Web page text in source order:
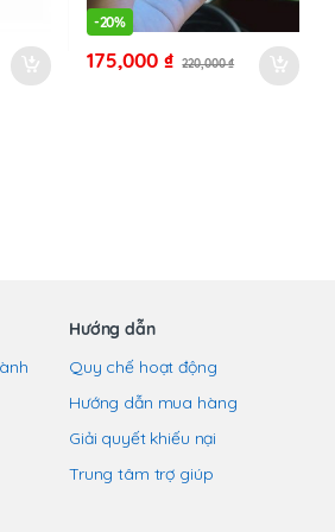
thể
được
chọn
-20%
175,000 ₫ 220,000₫
Hướng dẫn
Quy chế hoạt động
Hướng dẫn mua hàng
Giải quyết khiếu nại
Trung tâm trợ giúp